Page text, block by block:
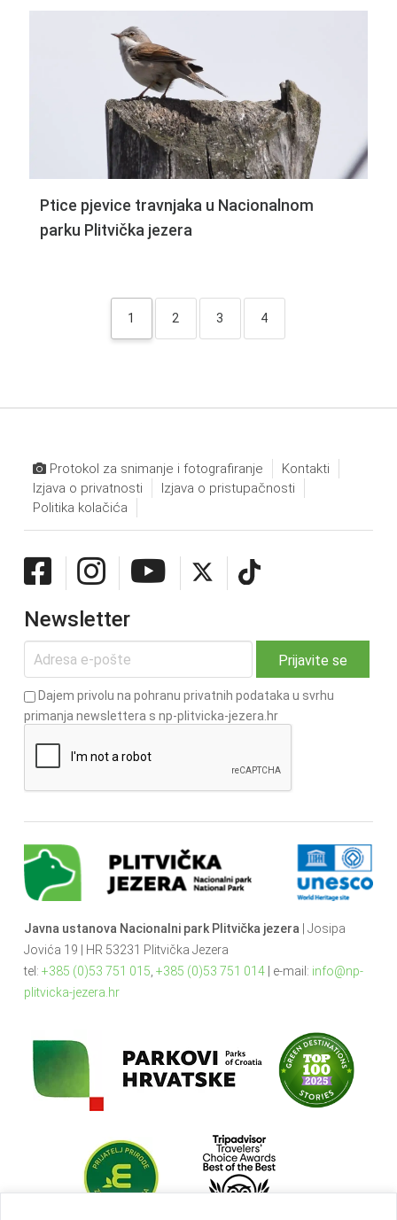
Ptice pjevice travnjaka u Nacionalnom
parku Plitvička jezera
1 2 3 4
Protokol za snimanje i fotografiranje
Kontakti
Izjava o privatnosti
Izjava o pristupačnosti
Politika kolačića
Newsletter
Dajem privolu na pohranu privatnih podataka u svrhu
primanja newslettera s np-plitvicka-jezera.hr
Javna ustanova Nacionalni park Plitvička jezera | Josipa
Jovića 19 | HR 53231 Plitvička Jezera
tel: +385 (0)53 751 015 +385 (0)53 751 014| e-mail: info@np-
plitvicka-jezera.hr